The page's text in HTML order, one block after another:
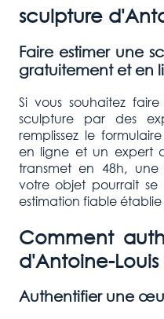
sculpture d'
Faire estimer une
gratuitement et en
Si vous souhaitez
sculpture par des
remplissez le
en ligne et un expert
transmet en 48h,
votre objet pourrait se
estimation fiable
Comment
d'Antoine-Louis
Authentifier une